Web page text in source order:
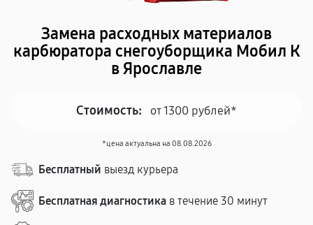
Замена расходных материалов
карбюратора снегоуборщика Мобил К
в Ярославле
Стоимость: от 1300 рублей*
*цена актуальна на 08.08.2026
Бесплатный выезд курьера
Бесплатная диагностика в течение 30 минут